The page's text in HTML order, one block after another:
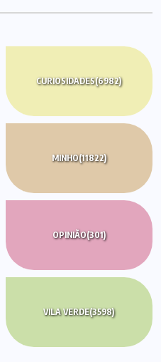
CURIOSIDADES(6982)
MINHO(11822)
OPINIÃO(301)
VILA VERDE(3598)